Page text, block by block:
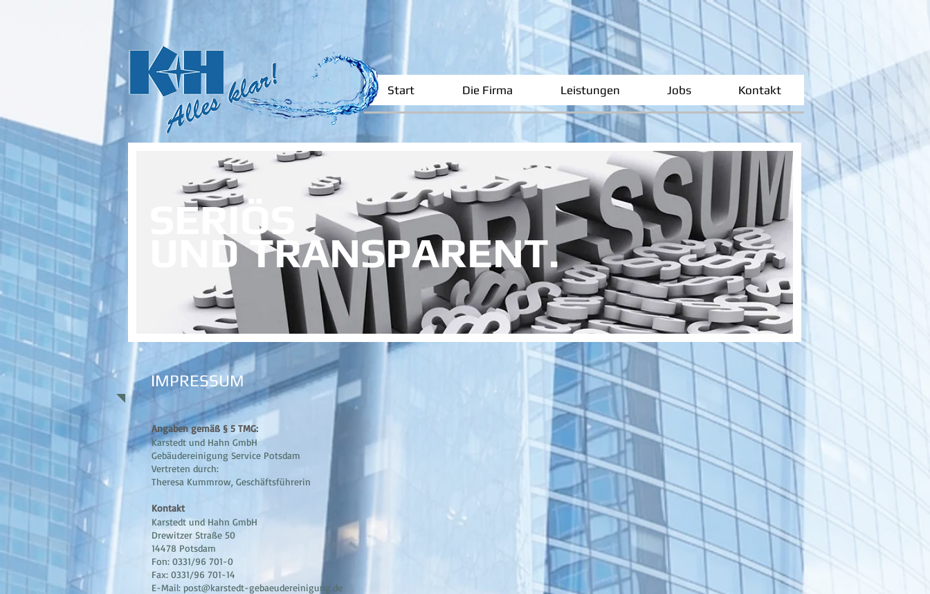
Start Die Firma Leistungen Jobs Kontakt
SERIÖS
UND TRANSPARENT.
IMPRESSUM
Angaben gemäß § 5 TMG:
Karstedt und Hahn GmbH
Gebäudereinigung Service Potsdam
Vertreten durch:
Theresa Kummrow, Geschäftsführerin
Kontakt
Karstedt und Hahn GmbH
Drewitzer Straße 50
14478 Potsdam
Fon: 0331/96 701-0
Fax: 0331/96 701-14
E-Mail: post@karstedt-gebaeudereinigung.de